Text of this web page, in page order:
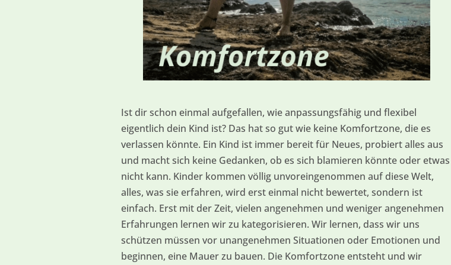
Ist dir schon einmal aufgefallen, wie anpassungsfähig und flexibel
eigentlich dein Kind ist? Das hat so gut wie keine Komfortzone, die es
verlassen könnte. Ein Kind ist immer bereit für Neues, probiert alles aus
und macht sich keine Gedanken, ob es sich blamieren könnte oder etwas
nicht kann. Kinder kommen völlig unvoreingenommen auf diese Welt,
alles, was sie erfahren, wird erst einmal nicht bewertet, sondern ist
einfach. Erst mit der Zeit, vielen angenehmen und weniger angenehmen
Erfahrungen lernen wir zu kategorisieren. Wir lernen, dass wir uns
schützen müssen vor unangenehmen Situationen oder Emotionen und
beginnen, eine Mauer zu bauen. Die Komfortzone entsteht und wir